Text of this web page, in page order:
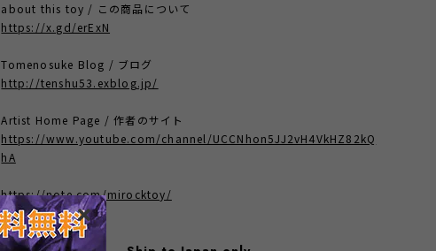
about this toy / この商品について
https://x.gd/erExN
Tomenosuke Blog / ブログ
http://tenshu53.exblog.jp/
Artist Home Page / 作者のサイト
https://www.youtube.com/channel/UCCNhon5JJ2vH4VkHZ82kQ
hA
https://note.com/mirocktoy/